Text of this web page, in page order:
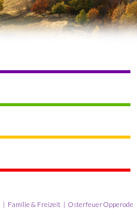
Familie & Freizeit
Osterfeuer Opperode